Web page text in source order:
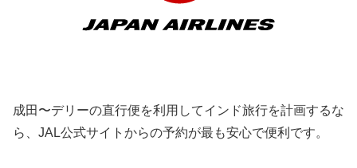
成田〜デリーの直行便を利用してインド旅行を計画するな
ら、JAL公式サイトからの予約が最も安心で便利です。